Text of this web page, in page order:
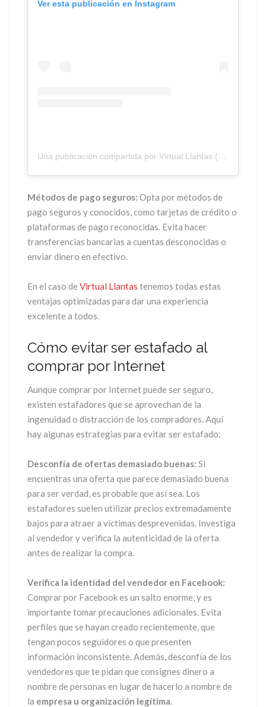
Ver esta publicación en Instagram
Métodos de pago seguros: Opta por métodos de
pago seguros y conocidos, como tarjetas de crédito o
plataformas de pago reconocidas. Evita hacer
transferencias bancarias a cuentas desconocidas o
enviar dinero en efectivo.
En el caso de Virtual Llantas tenemos todas estas
ventajas optimizadas para dar una experiencia
excelente a todos.
Cómo evitar ser estafado al
comprar por Internet
Aunque comprar por Internet puede ser seguro,
existen estafadores que se aprovechan de la
ingenuidad o distracción de los compradores. Aquí
hay algunas estrategias para evitar ser estafado:
Desconfía de ofertas demasiado buenas: Si
encuentras una oferta que parece demasiado buena
para ser verdad, es probable que así sea. Los
estafadores suelen utilizar precios extremadamente
bajos para atraer a víctimas desprevenidas. Investiga
al vendedor y verifica la autenticidad de la oferta
antes de realizar la compra.
Verifica la identidad del vendedor en Facebook:
Comprar por Facebook es un salto enorme, y es
importante tomar precauciones adicionales. Evita
perfiles que se hayan creado recientemente, que
tengan pocos seguidores o que presenten
información inconsistente. Además, desconfía de los
vendedores que te pidan que consignes dinero a
nombre de personas en lugar de hacerlo a nombre de
la empresa u organización legítima.